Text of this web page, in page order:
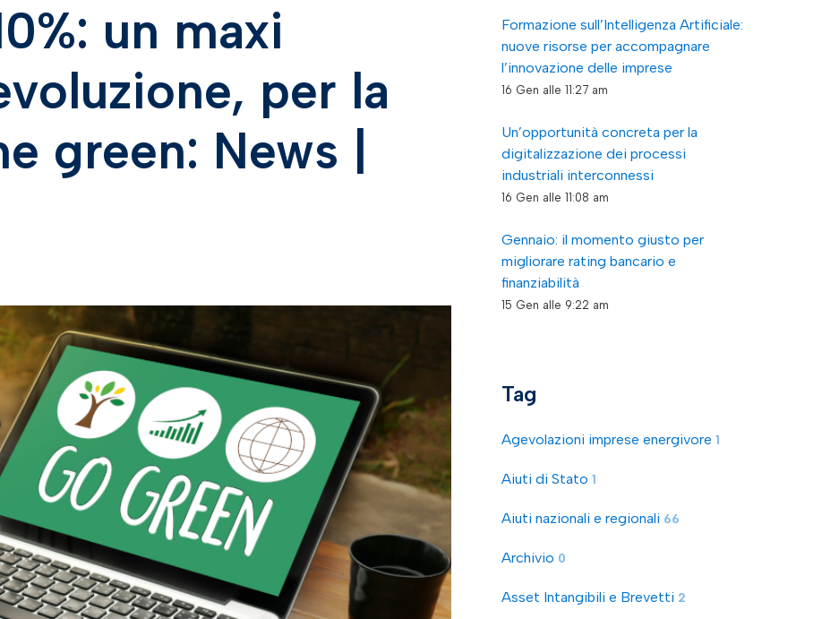
un maxi
per la
green: News |
Formazione sull’Intelligenza Artificiale:
nuove risorse per accompagnare
l’innovazione delle imprese
16 Gen alle 11:27 am
Un’opportunità concreta per la
digitalizzazione dei processi
industriali interconnessi
16 Gen alle 11:08 am
Gennaio: il momento giusto per
migliorare rating bancario e
finanziabilità
15 Gen alle 9:22 am
Tag
Agevolazioni imprese energivore 1
Aiuti di Stato 1
Aiuti nazionali e regionali 66
Archivio 0
Asset Intangibili e Brevetti 2